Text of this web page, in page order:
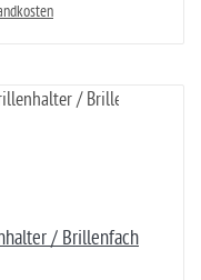
/ Brillenfach